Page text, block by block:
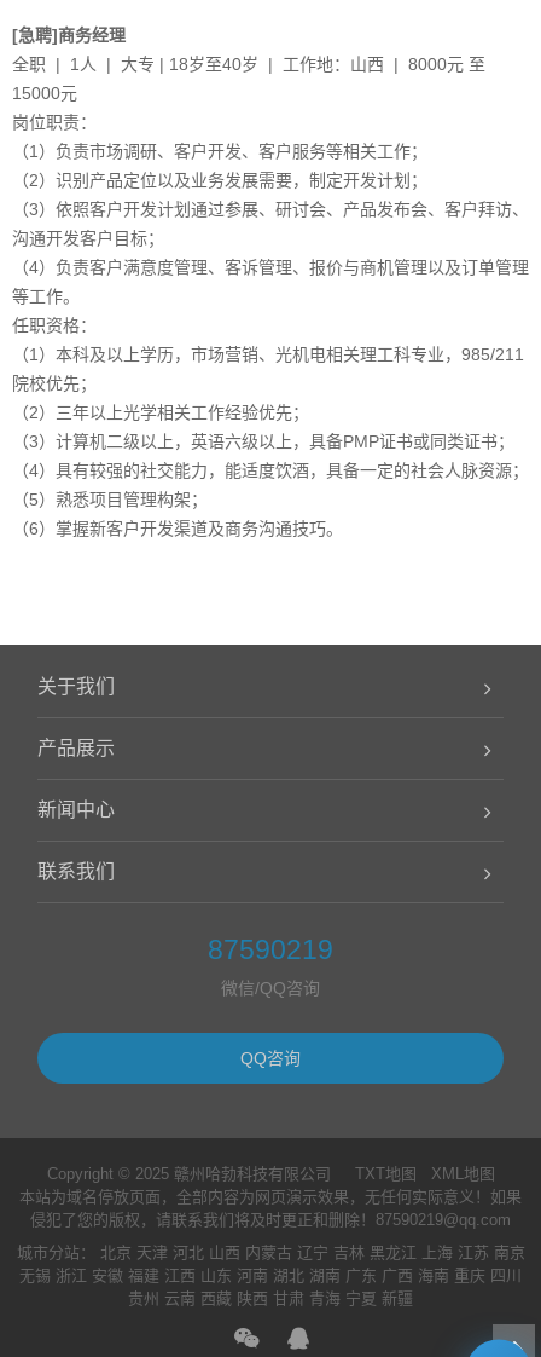
[急聘]商务经理
全职 | 1人 | 大专 | 18岁至40岁 | 工作地：山西 | 8000元 至
15000元
岗位职责：
（1）负责市场调研、客户开发、客户服务等相关工作；
（2）识别产品定位以及业务发展需要，制定开发计划；
（3）依照客户开发计划通过参展、研讨会、产品发布会、客户拜访、
沟通开发客户目标；
（4）负责客户满意度管理、客诉管理、报价与商机管理以及订单管理
等工作。
任职资格：
（1）本科及以上学历，市场营销、光机电相关理工科专业，985/211
院校优先；
（2）三年以上光学相关工作经验优先；
（3）计算机二级以上，英语六级以上，具备PMP证书或同类证书；
（4）具有较强的社交能力，能适度饮酒，具备一定的社会人脉资源；
（5）熟悉项目管理构架；
（6）掌握新客户开发渠道及商务沟通技巧。
关于我们
产品展示
新闻中心
联系我们
87590219
微信/QQ咨询
QQ咨询
Copyright © 2025 赣州哈勃科技有限公司 TXT地图
XML地图
本站为域名停放页面，全部内容为网页演示效果，无任何实际意义！如果
侵犯了您的版权，请联系我们将及时更正和删除！87590219@qq.com
城市分站： 北京 天津 河北 山西 内蒙古 辽宁 吉林 黑龙江 上海 江苏 南京
无锡 浙江 安徽 福建 江西 山东 河南 湖北 湖南 广东 广西 海南 重庆 四川
贵州 云南 西藏 陕西 甘肃 青海 宁夏 新疆